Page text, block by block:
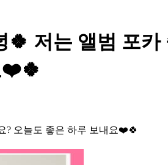
저는 앨범 포
❤️🍀
? 오늘도 좋은 하루 보내요❤️🍀